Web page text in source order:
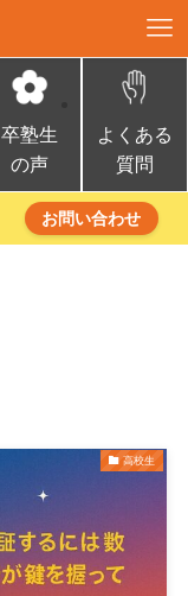
卒塾生
の声
よくある
質問
お問い合わせ
高校生